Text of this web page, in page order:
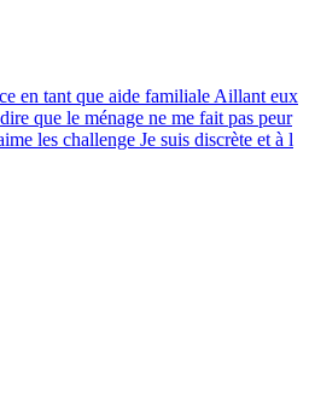
en tant que aide familiale Aillant eux
que le ménage ne me fait pas peur
les challenge Je suis discrète et à l